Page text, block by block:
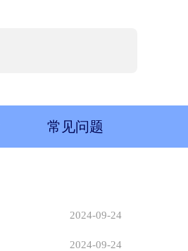
常见问题
2024-09-24
2024-09-24